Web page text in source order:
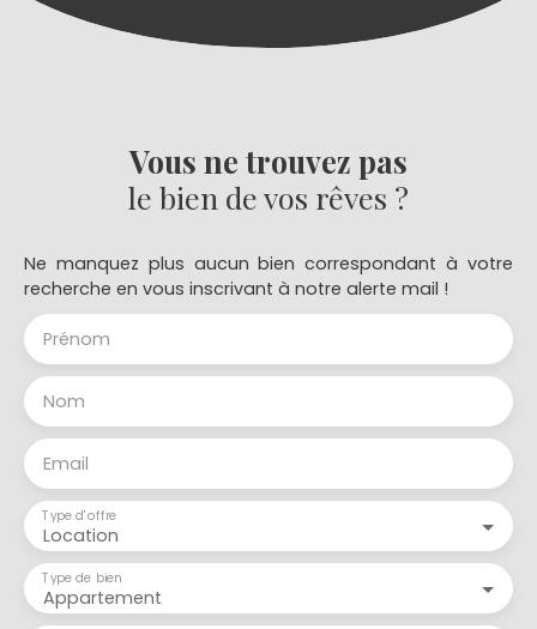
Vous ne trouvez pas
le bien de vos rêves ?
Ne manquez plus aucun bien correspondant à votre
recherche en vous inscrivant à notre alerte mail !
Prénom
Nom
Email
Location
Type d'offre
Appartement
Type de bien